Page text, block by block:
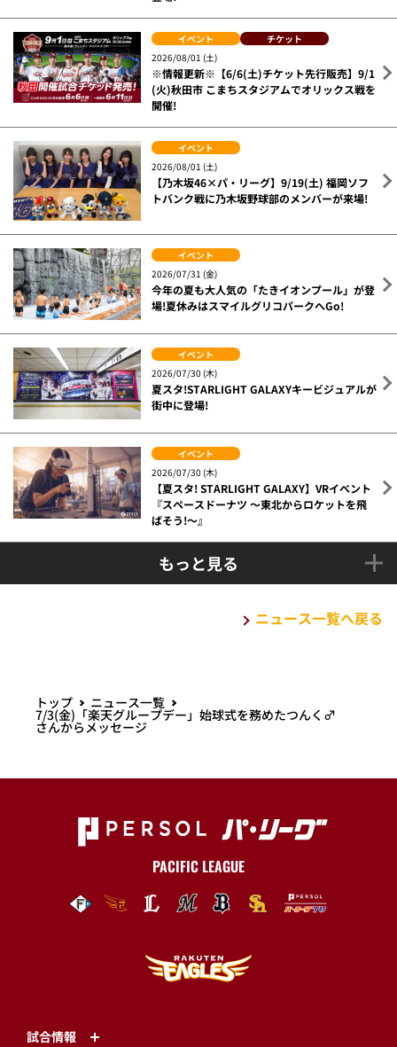
イベント
チケット
2026/08/01 (土)
※情報更新※【6/6(土)チケット先行販売】9/1
(火)秋田市 こまちスタジアムでオリックス戦を
開催!
イベント
2026/08/01 (土)
【乃木坂46×パ・リーグ】9/19(土) 福岡ソフ
トバンク戦に乃木坂野球部のメンバーが来場!
イベント
2026/07/31 (金)
今年の夏も大人気の「たきイオンプール」が登
場!夏休みはスマイルグリコパークへGo!
イベント
2026/07/30 (木)
夏スタ!STARLIGHT GALAXYキービジュアルが
街中に登場!
イベント
2026/07/30 (木)
【夏スタ! STARLIGHT GALAXY】VRイベント
『スペースドーナツ ～東北からロケットを飛
ばそう!～』
もっと見る
ニュース一覧へ戻る
トップ ニュース一覧
7/3(金)「楽天グループデー」始球式を務めたつんく♂
さんからメッセージ
PACIFIC LEAGUE
試合情報